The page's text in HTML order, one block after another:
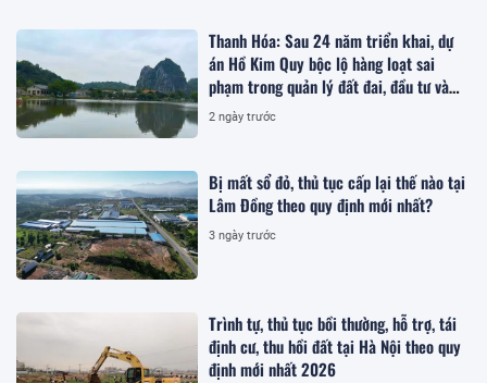
Thanh Hóa: Sau 24 năm triển khai, dự
án Hồ Kim Quy bộc lộ hàng loạt sai
phạm trong quản lý đất đai, đầu tư và
quy hoạch
2 ngày trước
Bị mất sổ đỏ, thủ tục cấp lại thế nào tại
Lâm Đồng theo quy định mới nhất?
3 ngày trước
Trình tự, thủ tục bồi thường, hỗ trợ, tái
định cư, thu hồi đất tại Hà Nội theo quy
định mới nhất 2026